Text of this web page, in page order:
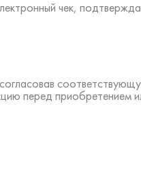
чек,
перед приобретением